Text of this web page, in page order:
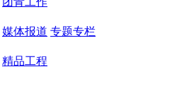
媒体报道 专题专栏
精品工程